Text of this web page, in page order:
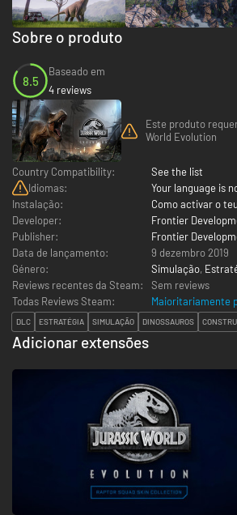
Sobre o produto
8.5
Baseado em
4 reviews
Este produto
World Evolution
Country Compatibility:
See the list
Idiomas:
Your language is
Instalação:
Como activar o
Developer:
Frontier
Publisher:
Frontier
Data de lançamento:
9 dezembro 2019
Género:
Simulação,
Reviews recentes da Steam:
Sem reviews
Todas Reviews Steam:
Maioritariamente
DLC ESTRATÉGIA SIMULAÇÃO DINOSSAUROS
Adicionar extensões